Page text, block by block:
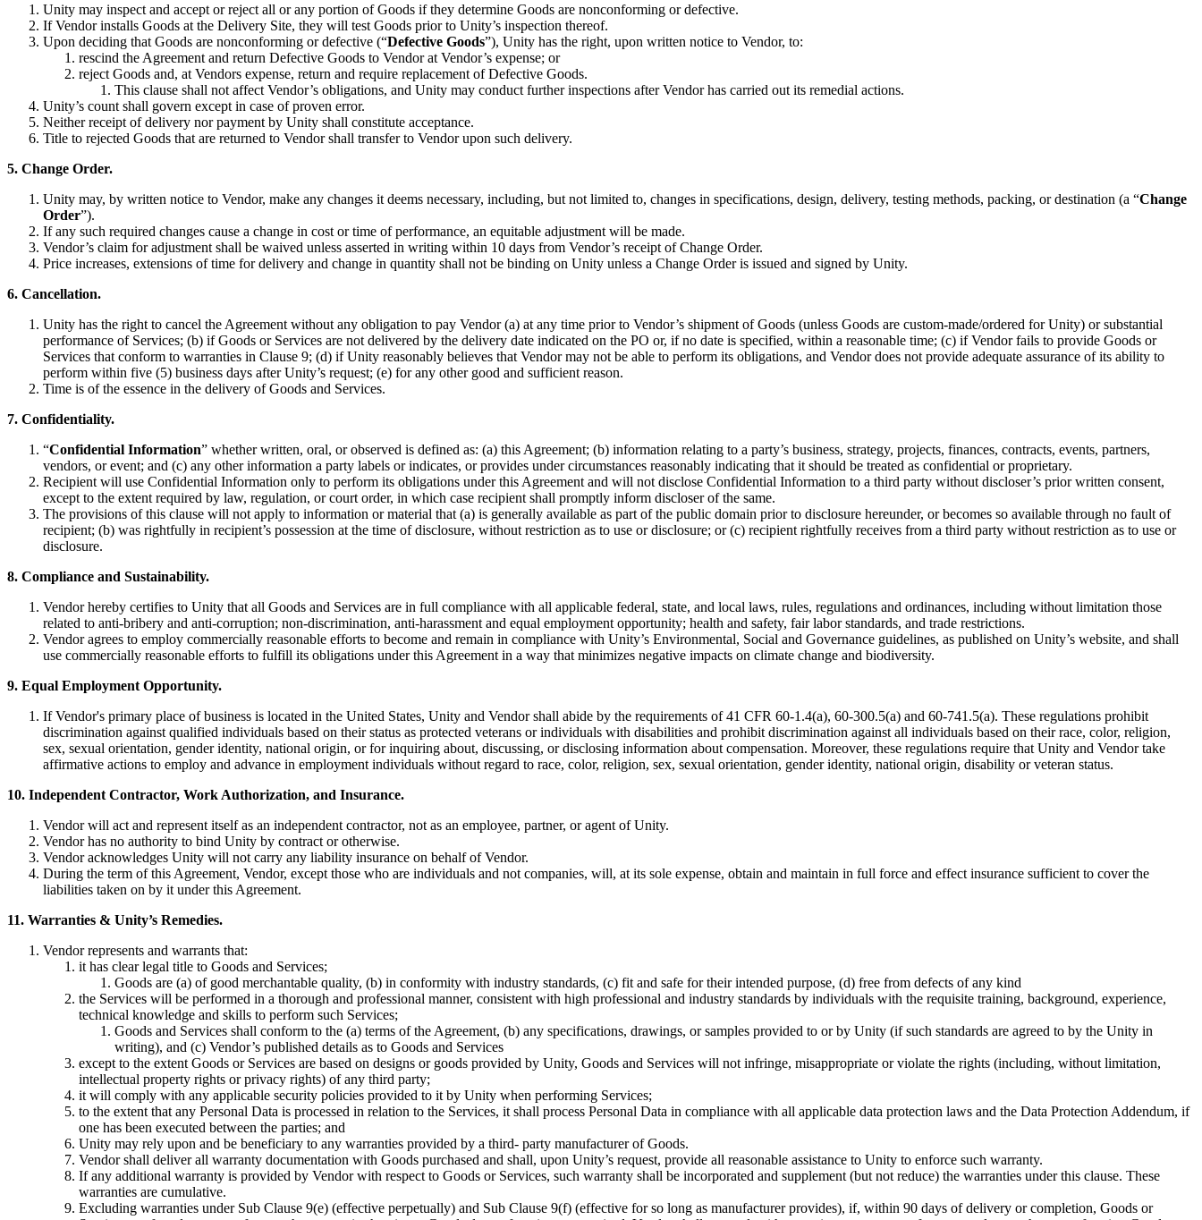
Unity may inspect and accept or reject all or any portion of Goods if they determine Goods are nonconforming or defective.
If Vendor installs Goods at the Delivery Site, they will test Goods prior to Unity’s inspection thereof.
Upon deciding that Goods are nonconforming or defective (“Defective Goods”), Unity has the right, upon written notice to Vendor, to:
rescind the Agreement and return Defective Goods to Vendor at Vendor’s expense; or
reject Goods and, at Vendors expense, return and require replacement of Defective Goods.
This clause shall not affect Vendor’s obligations, and Unity may conduct further inspections after Vendor has carried out its remedial actions.
Unity’s count shall govern except in case of proven error.
Neither receipt of delivery nor payment by Unity shall constitute acceptance.
Title to rejected Goods that are returned to Vendor shall transfer to Vendor upon such delivery.
5. Change Order.
Unity may, by written notice to Vendor, make any changes it deems necessary, including, but not limited to, changes in specifications, design, delivery, testing methods, packing, or destination (a “Change
Order”).
If any such required changes cause a change in cost or time of performance, an equitable adjustment will be made.
Vendor’s claim for adjustment shall be waived unless asserted in writing within 10 days from Vendor’s receipt of Change Order.
Price increases, extensions of time for delivery and change in quantity shall not be binding on Unity unless a Change Order is issued and signed by Unity.
6. Cancellation.
Unity has the right to cancel the Agreement without any obligation to pay Vendor (a) at any time prior to Vendor’s shipment of Goods (unless Goods are custom-made/ordered for Unity) or substantial
performance of Services; (b) if Goods or Services are not delivered by the delivery date indicated on the PO or, if no date is specified, within a reasonable time; (c) if Vendor fails to provide Goods or
Services that conform to warranties in Clause 9; (d) if Unity reasonably believes that Vendor may not be able to perform its obligations, and Vendor does not provide adequate assurance of its ability to
perform within five (5) business days after Unity’s request; (e) for any other good and sufficient reason.
Time is of the essence in the delivery of Goods and Services.
7. Confidentiality.
“Confidential Information” whether written, oral, or observed is defined as: (a) this Agreement; (b) information relating to a party’s business, strategy, projects, finances, contracts, events, partners,
vendors, or event; and (c) any other information a party labels or indicates, or provides under circumstances reasonably indicating that it should be treated as confidential or proprietary.
Recipient will use Confidential Information only to perform its obligations under this Agreement and will not disclose Confidential Information to a third party without discloser’s prior written consent,
except to the extent required by law, regulation, or court order, in which case recipient shall promptly inform discloser of the same.
The provisions of this clause will not apply to information or material that (a) is generally available as part of the public domain prior to disclosure hereunder, or becomes so available through no fault of
recipient; (b) was rightfully in recipient’s possession at the time of disclosure, without restriction as to use or disclosure; or (c) recipient rightfully receives from a third party without restriction as to use or
disclosure.
8. Compliance and Sustainability.
Vendor hereby certifies to Unity that all Goods and Services are in full compliance with all applicable federal, state, and local laws, rules, regulations and ordinances, including without limitation those
related to anti-bribery and anti-corruption; non-discrimination, anti-harassment and equal employment opportunity; health and safety, fair labor standards, and trade restrictions.
Vendor agrees to employ commercially reasonable efforts to become and remain in compliance with Unity’s Environmental, Social and Governance guidelines, as published on Unity’s website, and shall
use commercially reasonable efforts to fulfill its obligations under this Agreement in a way that minimizes negative impacts on climate change and biodiversity.
9. Equal Employment Opportunity.
If Vendor's primary place of business is located in the United States, Unity and Vendor shall abide by the requirements of 41 CFR 60-1.4(a), 60-300.5(a) and 60-741.5(a). These regulations prohibit
discrimination against qualified individuals based on their status as protected veterans or individuals with disabilities and prohibit discrimination against all individuals based on their race, color, religion,
sex, sexual orientation, gender identity, national origin, or for inquiring about, discussing, or disclosing information about compensation. Moreover, these regulations require that Unity and Vendor take
affirmative actions to employ and advance in employment individuals without regard to race, color, religion, sex, sexual orientation, gender identity, national origin, disability or veteran status.
10. Independent Contractor, Work Authorization, and Insurance.
Vendor will act and represent itself as an independent contractor, not as an employee, partner, or agent of Unity.
Vendor has no authority to bind Unity by contract or otherwise.
Vendor acknowledges Unity will not carry any liability insurance on behalf of Vendor.
During the term of this Agreement, Vendor, except those who are individuals and not companies, will, at its sole expense, obtain and maintain in full force and effect insurance sufficient to cover the
liabilities taken on by it under this Agreement.
11. Warranties & Unity’s Remedies.
Vendor represents and warrants that:
it has clear legal title to Goods and Services;
Goods are (a) of good merchantable quality, (b) in conformity with industry standards, (c) fit and safe for their intended purpose, (d) free from defects of any kind
the Services will be performed in a thorough and professional manner, consistent with high professional and industry standards by individuals with the requisite training, background, experience,
technical knowledge and skills to perform such Services;
Goods and Services shall conform to the (a) terms of the Agreement, (b) any specifications, drawings, or samples provided to or by Unity (if such standards are agreed to by the Unity in
writing), and (c) Vendor’s published details as to Goods and Services
except to the extent Goods or Services are based on designs or goods provided by Unity, Goods and Services will not infringe, misappropriate or violate the rights (including, without limitation,
intellectual property rights or privacy rights) of any third party;
it will comply with any applicable security policies provided to it by Unity when performing Services;
to the extent that any Personal Data is processed in relation to the Services, it shall process Personal Data in compliance with all applicable data protection laws and the Data Protection Addendum, if
one has been executed between the parties; and
Unity may rely upon and be beneficiary to any warranties provided by a third- party manufacturer of Goods.
Vendor shall deliver all warranty documentation with Goods purchased and shall, upon Unity’s request, provide all reasonable assistance to Unity to enforce such warranty.
If any additional warranty is provided by Vendor with respect to Goods or Services, such warranty shall be incorporated and supplement (but not reduce) the warranties under this clause. These
warranties are cumulative.
Excluding warranties under Sub Clause 9(e) (effective perpetually) and Sub Clause 9(f) (effective for so long as manufacturer provides), if, within 90 days of delivery or completion, Goods or